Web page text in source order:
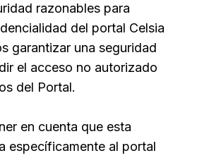
razonables para
del portal Celsia
garantizar una seguridad
el acceso no autorizado
del Portal.
en cuenta que esta
específicamente al portal